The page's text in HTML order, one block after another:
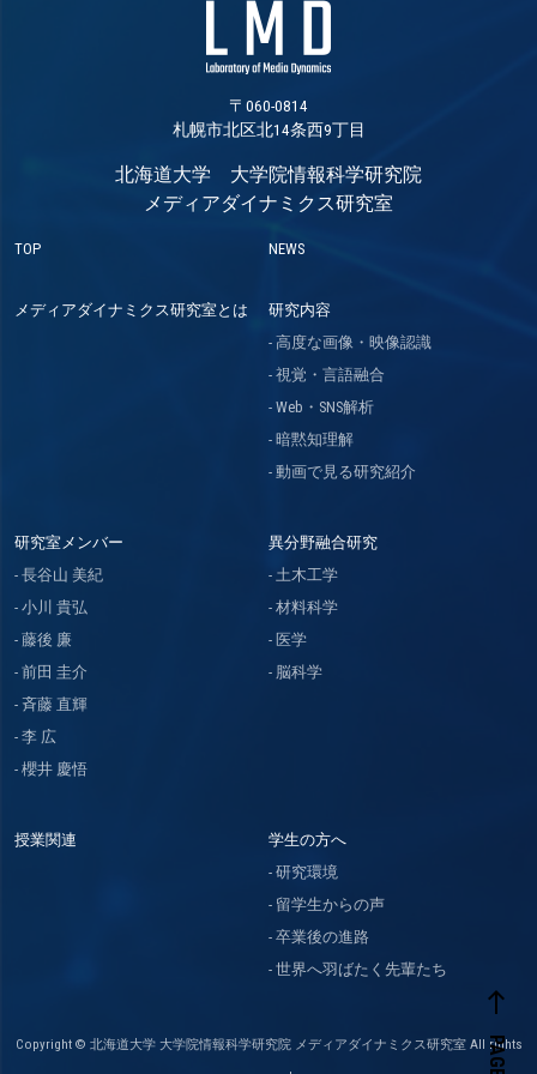
west
〒060-0814
札幌市北区北14条西9丁目
北海道大学 大学院情報科学研究院
メディアダイナミクス研究室
TOP NEWS
メディアダイナミクス研究室とは
研究内容
高度な画像・映像認識
視覚・言語融合
Web・SNS解析
暗黙知理解
動画で見る研究紹介
研究室メンバー
長谷山 美紀
小川 貴弘
藤後 廉
前田 圭介
斉藤 直輝
李 広
櫻井 慶悟
異分野融合研究
土木工学
材料科学
医学
脳科学
授業関連
学生の方へ
研究環境
留学生からの声
卒業後の進路
世界へ羽ばたく先輩たち
Copyright © 北海道大学 大学院情報科学研究院 メディアダイナミクス研究室 All rights